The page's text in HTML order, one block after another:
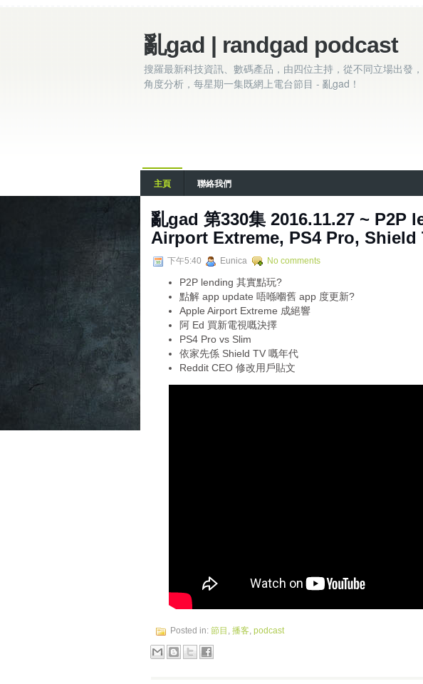
亂gad | randgad podcast
搜羅最新科技資訊、數碼產品，由四位主持，從不同立場出發
角度分析，每星期一集既網上電台節目 - 亂gad！
主頁 聯絡我們
亂gad 第330集 2016.11.27 ~ P2P
Airport Extreme, PS4 Pro, Shield
下午5:40 Eunica No comments
P2P lending 其實點玩?
點解 app update 唔喺嗰舊 app 度更新?
Apple Airport Extreme 成絕響
阿 Ed 買新電視嘅決擇
PS4 Pro vs Slim
依家先係 Shield TV 嘅年代
Reddit CEO 修改用戶貼文
Posted in: 節目 , 播客, podcast